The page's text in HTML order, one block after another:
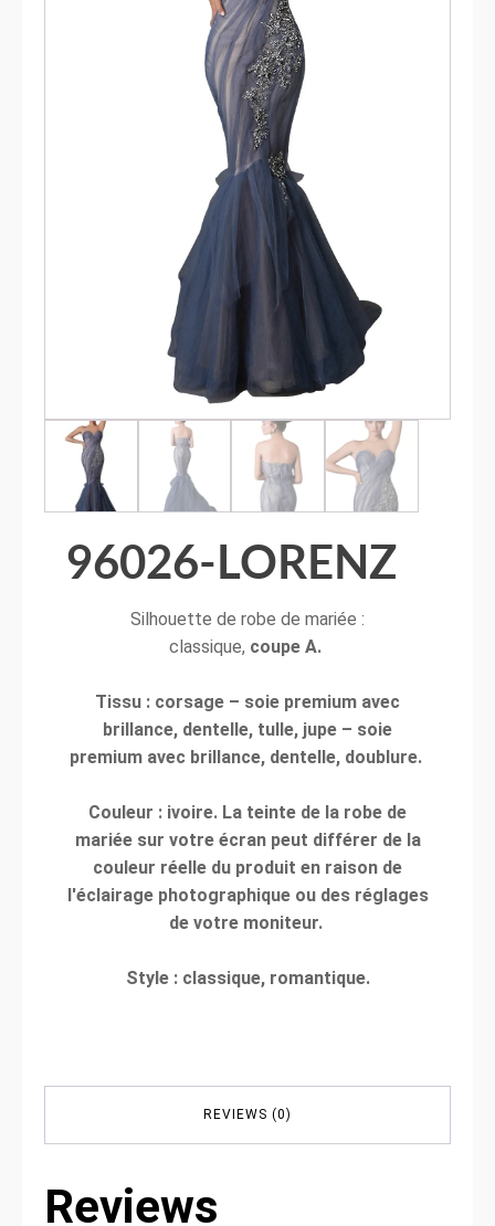
96026-LORENZ
Silhouette de robe de mariée :
classique, coupe A.
Tissu : corsage – soie premium avec
brillance, dentelle, tulle, jupe – soie
premium avec brillance, dentelle, doublure.
Couleur : ivoire. La teinte de la robe de
mariée sur votre écran peut différer de la
couleur réelle du produit en raison de
l'éclairage photographique ou des réglages
de votre moniteur.
Style : classique, romantique.
REVIEWS (0)
Reviews